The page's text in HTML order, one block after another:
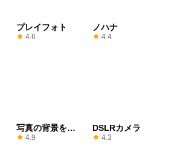
プレイフォト
4.6
ノハナ
4.4
写真の背景をぼ
かし
4.9
DSLRカメラ
4.3